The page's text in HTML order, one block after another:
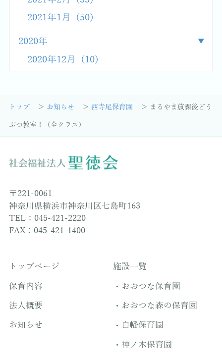
2021年1月 (50)
2020年
2020年12月 (10)
トップ お知らせ 西寺尾保育園 まるやま放課後どう
ぶつ教室！（全クラス）
〒221-0061
神奈川県横浜市神奈川区七島町163
TEL：045-421-2220
FAX：045-421-1400
トップページ
保育内容
法人概要
お知らせ
施設一覧
おおつな保育園
おおつな森の保育園
白幡保育園
神ノ木保育園